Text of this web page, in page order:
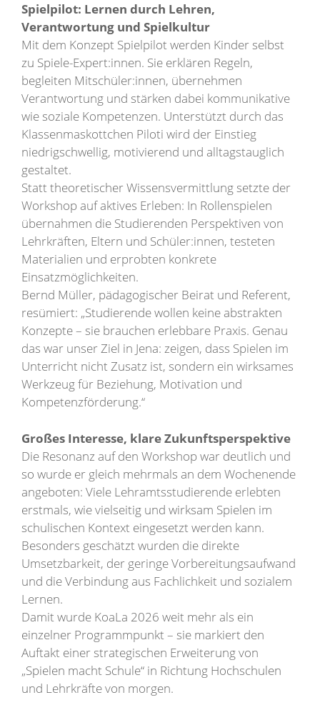
Spielpilot: Lernen durch Lehren,
Verantwortung und Spielkultur
Mit dem Konzept Spielpilot werden Kinder selbst
zu Spiele-Expert:innen. Sie erklären Regeln,
begleiten Mitschüler:innen, übernehmen
Verantwortung und stärken dabei kommunikative
wie soziale Kompetenzen. Unterstützt durch das
Klassenmaskottchen Piloti wird der Einstieg
niedrigschwellig, motivierend und alltagstauglich
gestaltet.
Statt theoretischer Wissensvermittlung setzte der
Workshop auf aktives Erleben: In Rollenspielen
übernahmen die Studierenden Perspektiven von
Lehrkräften, Eltern und Schüler:innen, testeten
Materialien und erprobten konkrete
Einsatzmöglichkeiten.
Bernd Müller, pädagogischer Beirat und Referent,
resümiert: „Studierende wollen keine abstrakten
Konzepte – sie brauchen erlebbare Praxis. Genau
das war unser Ziel in Jena: zeigen, dass Spielen im
Unterricht nicht Zusatz ist, sondern ein wirksames
Werkzeug für Beziehung, Motivation und
Kompetenzförderung.“
Großes Interesse, klare Zukunftsperspektive
Die Resonanz auf den Workshop war deutlich und
so wurde er gleich mehrmals an dem Wochenende
angeboten: Viele Lehramtsstudierende erlebten
erstmals, wie vielseitig und wirksam Spielen im
schulischen Kontext eingesetzt werden kann.
Besonders geschätzt wurden die direkte
Umsetzbarkeit, der geringe Vorbereitungsaufwand
und die Verbindung aus Fachlichkeit und sozialem
Lernen.
Damit wurde KoaLa 2026 weit mehr als ein
einzelner Programmpunkt – sie markiert den
Auftakt einer strategischen Erweiterung von
„Spielen macht Schule“ in Richtung Hochschulen
und Lehrkräfte von morgen.